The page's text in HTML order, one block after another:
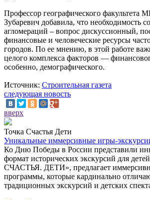
Профессор географического факультета
Зубаревич добавила, что необходимость
агломераций – вопрос дискуссионный,
финансовые и человеческие ресурсы
городов. По ее мнению, в этой работе
целого комплекса факторов —
особенно, демографического.
Источник: Строительная газета
следующая новость
вверх
Точка Счастья Дети
Уникальные иммерсивные игры-
Ко Дню Победы в России представили
формат исторических экскурсий для
СЧАСТЬЯ. ДЕТИ», предлагает
программы, которые кардинально
традиционных экскурсий и детских